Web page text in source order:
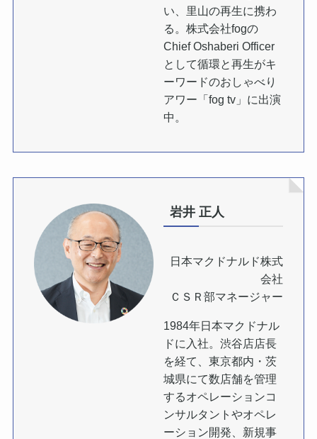
い、里山の再生に携わ
る。株式会社fogの
Chief Oshaberi Officer
として循環と再生がキ
ーワードのおしゃべり
アワー「fog tv」に出演
中。
岩井 正人
日本マクドナルド株式
会社
ＣＳＲ部マネージャー
1984年日本マクドナル
ドに入社。渋谷店店長
を経て、東京都内・茨
城県にて数店舗を管理
するオペレーションコ
ンサルタントやオペレ
ーション開発、新規事